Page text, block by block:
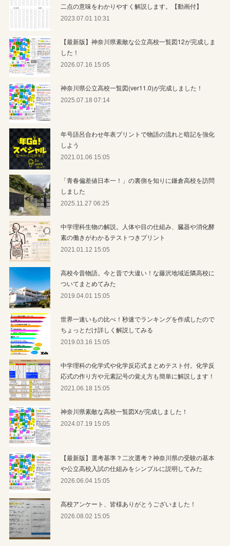
二点の意味をわかりやすく解説します。【動画付】
2023.07.01 10:31
【最新版】神奈川県素敵な公立高校一覧図12が完成しま
した！
2026.07.16 15:05
神奈川県公立高校一覧図(ver11.0)が完成しました！
2025.07.18 07:14
年号語呂合わせ年表プリントで物語の流れと暗記を強化
しよう
2021.01.06 15:05
「青春偏差値日本一！」の裏側を知りに鎌倉高校を訪問
しました
2025.11.27 06:25
中学理科生物の解説。人体や目の仕組み、臓器や消化酵
素の働きがわかるテストつきプリント
2021.01.12 15:05
高校今昔物語。今と昔で大違い！な藤沢地域近隣高校に
ついてまとめてみた
2019.04.01 15:05
世界一速いもの比べ！秒速でランキングを作成したので
ちょっとだけ詳しく解説してみる
2019.03.16 15:05
中学理科の化学式や化学反応式まとめテスト付。化学反
応式の作り方や元素記号の覚え方も簡単に解説します！
2021.06.18 15:05
神奈川県素敵な高校一覧図Xが完成しました！
2024.07.19 15:05
【最新版】選考基準？二次選考？神奈川県の受験の基本
や公立高校入試の仕組みをシンプルに説明してみた
2026.06.04 15:05
高校アンケート、皆様ありがとうございました！
2026.08.02 15:05